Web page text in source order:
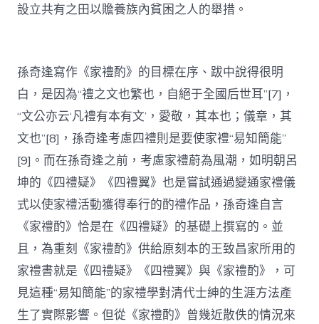
設立共有之田以贍養族內貧困之人的舉措。
孫奇逢寫作《家禮酌》的目標在序、跋中說得很明
白，是因為“禮之文也繁也，自絕于全國后世耳”[7]，
“文公亦云‘凡禮有本有文’，愛敬，其本也；儀章，其
文也”[8]，孫奇逢考慮四禮則是要使家禮“易知簡能”
[9]。而在孫奇逢之前，考慮家禮蔚為風潮，如明朝呂
坤的《四禮疑》《四禮翼》也是嘗試通過變通家禮儀
式以使家禮活動獲得奉行的酌禮作品，孫奇逢自言
《家禮酌》恰是在《四禮疑》的基礎上撰寫的。並
且，為重刻《家禮酌》供給原刻本的王致昌家所用的
家禮書就是《四禮疑》《四禮翼》與《家禮酌》，可
見這種“易知簡能”的家禮學對清代士紳的生涯方法產
生了實際影響。但從《家禮酌》曾幾近散佚的情況來